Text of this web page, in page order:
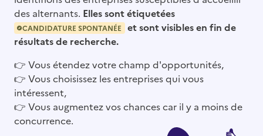
des alternants. Elles sont étiquetées
CANDIDATURE SPONTANÉE
et sont visibles en fin de
résultats de recherche.
👉 Vous étendez votre champ d'opportunités,
👉 Vous choisissez les entreprises qui vous
intéressent,
👉 Vous augmentez vos chances car il y a moins de
concurrence.